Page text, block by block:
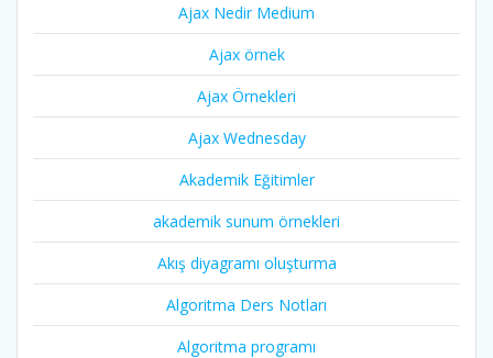
Ajax Nedir Medium
Ajax örnek
Ajax Örnekleri
Ajax Wednesday
Akademik Eğitimler
akademik sunum örnekleri
Akış diyagramı oluşturma
Algoritma Ders Notları
Algoritma programı